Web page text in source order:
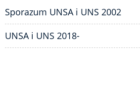
Sporazum UNSA i UNS 2002
UNSA i UNS 2018-